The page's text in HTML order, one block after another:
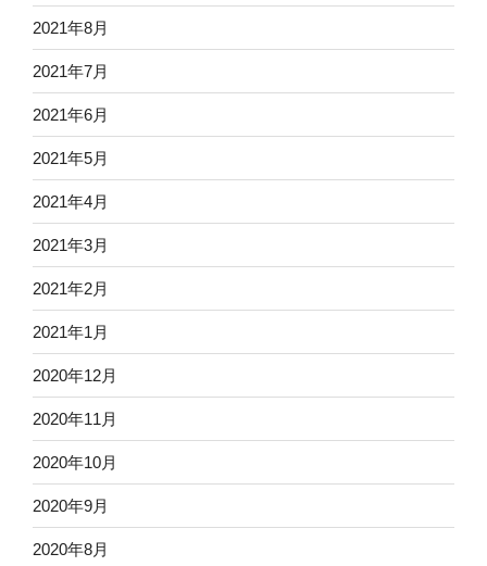
2021年8月
2021年7月
2021年6月
2021年5月
2021年4月
2021年3月
2021年2月
2021年1月
2020年12月
2020年11月
2020年10月
2020年9月
2020年8月